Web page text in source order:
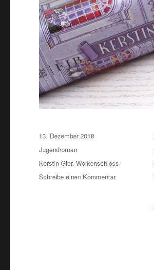
Veröffentlicht
am
13. Dezember 2018
Kategorien
Jugendroman
Schlagwörter
Kerstin Gier,Wolkenschloss
Schreibe einen Kommentarzu